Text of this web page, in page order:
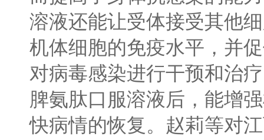
溶液还能让受体接受其他
机体细胞的免疫水平，并
对病毒感染进行干预和治
脾氨肽口服溶液后，能增
快病情的恢复。赵莉等对